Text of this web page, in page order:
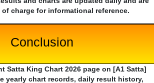
of charge for informational reference.
Conclusion
Satta King Chart 2026 page on [A1 Satta]
yearly chart records, daily result history,